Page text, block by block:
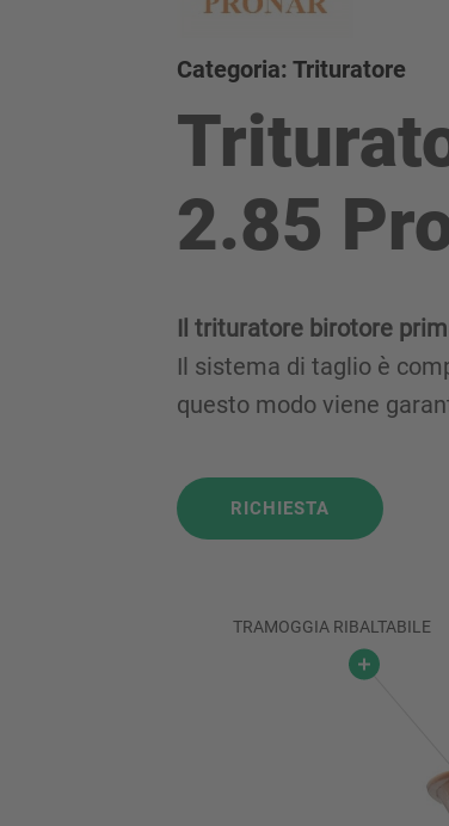
Categoria: Trituratore
2.85
Il trituratore birotore
Il sistema di taglio è
questo modo viene
RICHIESTA
TRAMOGGIA RIBALTABILE